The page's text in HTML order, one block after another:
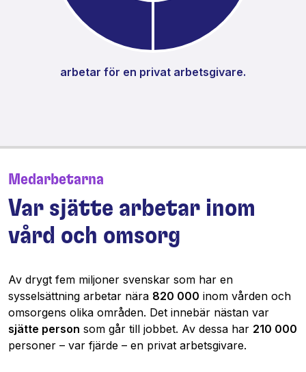
arbetar för en privat arbetsgivare.
Medarbetarna
Var sjätte arbetar inom
vård och omsorg
Av drygt fem miljoner svenskar som har en
sysselsättning arbetar nära 820 000 inom vården och
omsorgens olika områden. Det innebär nästan var
sjätte person som går till jobbet. Av dessa har 210 000
personer – var fjärde – en privat arbetsgivare.